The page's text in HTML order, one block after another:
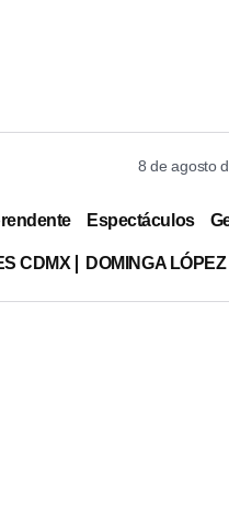
8 de agosto
Espectáculos
CDMX DOMINGA